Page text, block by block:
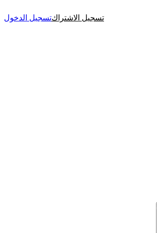
تسجيل الاشتراكتسجيل الدخول